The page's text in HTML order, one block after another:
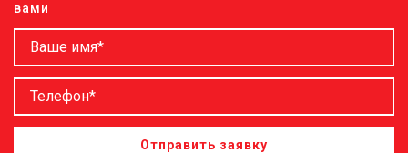
вами
Отправить заявку